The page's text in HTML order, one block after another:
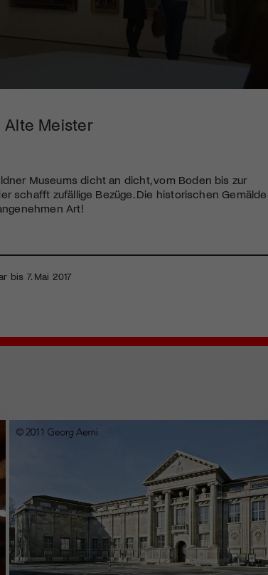
Alte Meister
Museums dicht an dicht, vom Boden bis zur
schafft zufällige Bezüge. Die historischen Gemälde
Art!
bis 7. Mai 2017
Zugang zu